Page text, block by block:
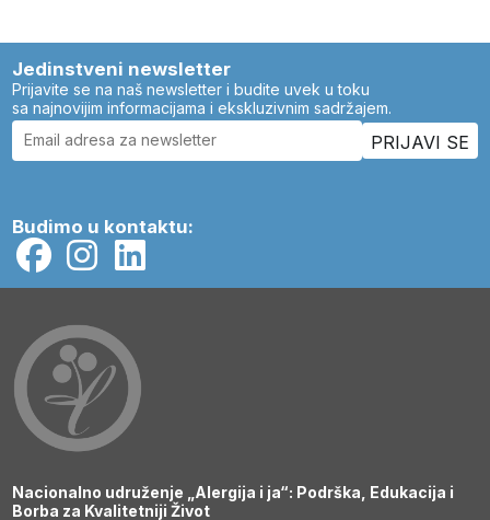
Jedinstveni newsletter
Prijavite se na naš newsletter i budite uvek u toku
sa najnovijim informacijama i ekskluzivnim sadržajem.
Budimo u kontaktu:
Nacionalno udruženje „Alergija i ja“: Podrška, Edukacija i
Borba za Kvalitetniji Život